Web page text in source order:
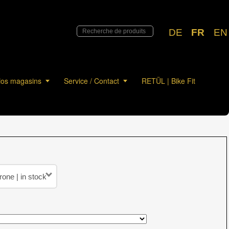
DE FR EN
magasins Service / Contact RETÜL | Bike Fit
| in stock